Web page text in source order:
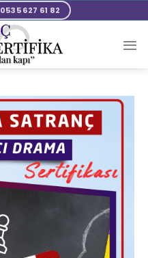
0535 627 61 82